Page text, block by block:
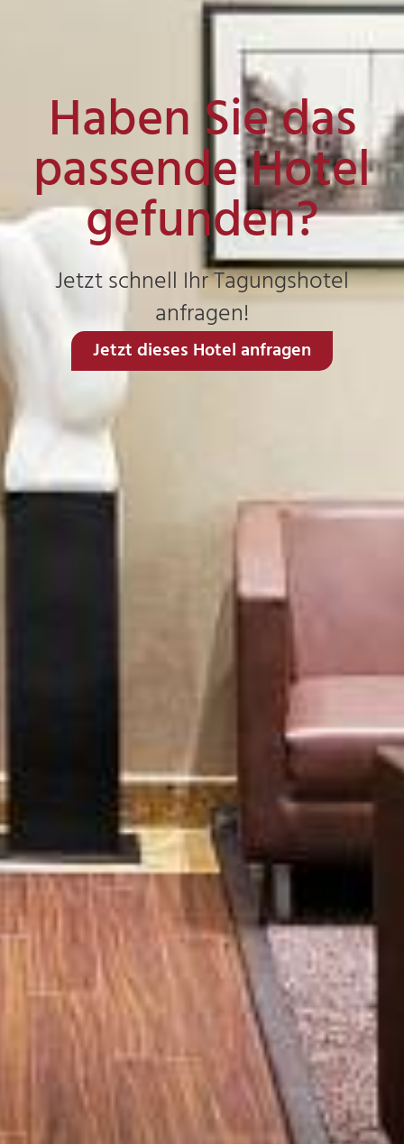
Haben Sie das
passende Hotel
gefunden?
Jetzt schnell Ihr Tagungshotel
anfragen!
Jetzt dieses Hotel anfragen